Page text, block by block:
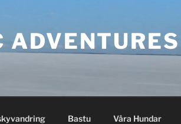
ADVENTURES
Bastu Våra Hundar